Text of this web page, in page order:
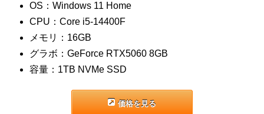
OS：Windows 11 Home
CPU：Core i5-14400F
メモリ：16GB
グラボ：GeForce RTX5060 8GB
容量：1TB NVMe SSD
価格を見る